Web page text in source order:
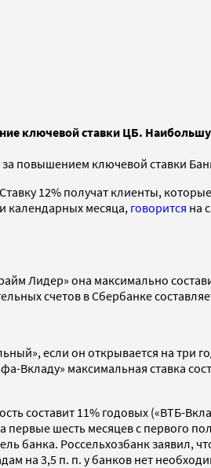
ключевой ставки ЦБ.
повышением ключевой ставки
12% получат клиенты,
календарных месяца, говорится на
Лидер» она максимально
счетов в Сбербанке
если он открывается на три
максимальная ставка
составит 11% годовых («ВТБ-
шесть месяцев с первого
банка. Россельхозбанк заявил,
на 3,5 п. п. у банков нет